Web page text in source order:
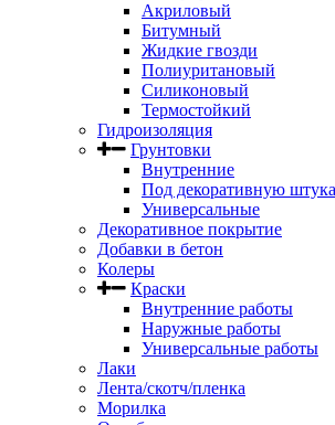
Акриловый
Битумный
Жидкие гвозди
Полиуритановый
Силиконовый
Термостойкий
Гидроизоляция
Грунтовки
Внутренние
Под декоративную
Универсальные
Декоративное покрытие
Добавки в бетон
Колеры
Краски
Внутренние работы
Наружные работы
Универсальные работы
Лаки
Лента/скотч/пленка
Морилка